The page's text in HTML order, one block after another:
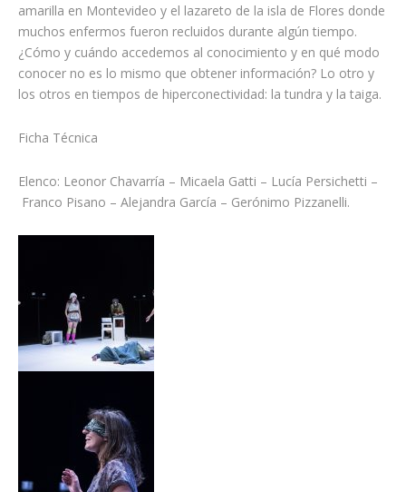
amarilla en Montevideo y el lazareto de la isla de Flores donde
muchos enfermos fueron recluidos durante algún tiempo.
¿Cómo y cuándo accedemos al conocimiento y en qué modo
conocer no es lo mismo que obtener información? Lo otro y
los otros en tiempos de hiperconectividad: la tundra y la taiga.
Ficha Técnica
Elenco: Leonor Chavarría – Micaela Gatti – Lucía Persichetti –
Franco Pisano – Alejandra García – Gerónimo Pizzanelli.